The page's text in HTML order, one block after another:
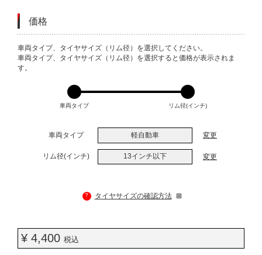
価格
VARIATIONS
車両タイプ、タイヤサイズ（リム径）を選択してください。
車両タイプ、タイヤサイズ（リム径）を選択すると価格が表示されま
す。
車両タイプ リム径(インチ)
車両タイプ 軽自動車 変更
リム径(インチ) 13インチ以下 変更
? タイヤサイズの確認方法
¥ 4,400 税込